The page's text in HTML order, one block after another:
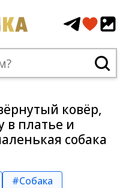
ковёр,
в платье и
собака
#Собака